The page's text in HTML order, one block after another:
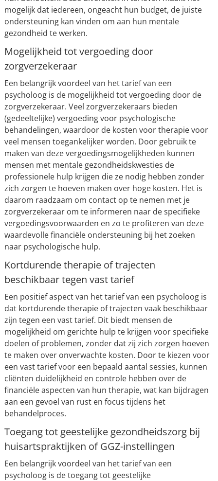
mogelijk dat iedereen, ongeacht hun budget, de juiste
ondersteuning kan vinden om aan hun mentale
gezondheid te werken.
Mogelijkheid tot vergoeding door
zorgverzekeraar
Een belangrijk voordeel van het tarief van een
psycholoog is de mogelijkheid tot vergoeding door de
zorgverzekeraar. Veel zorgverzekeraars bieden
(gedeeltelijke) vergoeding voor psychologische
behandelingen, waardoor de kosten voor therapie voor
veel mensen toegankelijker worden. Door gebruik te
maken van deze vergoedingsmogelijkheden kunnen
mensen met mentale gezondheidskwesties de
professionele hulp krijgen die ze nodig hebben zonder
zich zorgen te hoeven maken over hoge kosten. Het is
daarom raadzaam om contact op te nemen met je
zorgverzekeraar om te informeren naar de specifieke
vergoedingsvoorwaarden en zo te profiteren van deze
waardevolle financiële ondersteuning bij het zoeken
naar psychologische hulp.
Kortdurende therapie of trajecten
beschikbaar tegen vast tarief
Een positief aspect van het tarief van een psycholoog is
dat kortdurende therapie of trajecten vaak beschikbaar
zijn tegen een vast tarief. Dit biedt mensen de
mogelijkheid om gerichte hulp te krijgen voor specifieke
doelen of problemen, zonder dat zij zich zorgen hoeven
te maken over onverwachte kosten. Door te kiezen voor
een vast tarief voor een bepaald aantal sessies, kunnen
cliënten duidelijkheid en controle hebben over de
financiële aspecten van hun therapie, wat kan bijdragen
aan een gevoel van rust en focus tijdens het
behandelproces.
Toegang tot geestelijke gezondheidszorg bij
huisartspraktijken of GGZ-instellingen
Een belangrijk voordeel van het tarief van een
psycholoog is de toegang tot geestelijke